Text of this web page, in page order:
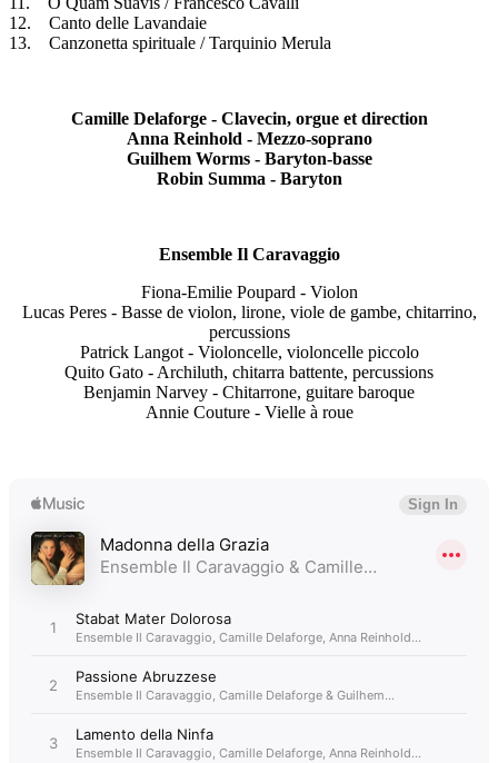
12. Canto delle Lavandaie
13. Canzonetta spirituale / Tarquinio Merula
Camille Delaforge - Clavecin, orgue et direction
Anna Reinhold - Mezzo-soprano
Guilhem Worms - Baryton-basse
Robin Summa - Baryton
Ensemble Il Caravaggio
Fiona-Emilie Poupard - Violon
Lucas Peres - Basse de violon, lirone, viole de gambe, chitarrino,
percussions
Patrick Langot - Violoncelle, violoncelle piccolo
Quito Gato - Archiluth, chitarra battente, percussions
Benjamin Narvey - Chitarrone, guitare baroque
Annie Couture - Vielle à roue